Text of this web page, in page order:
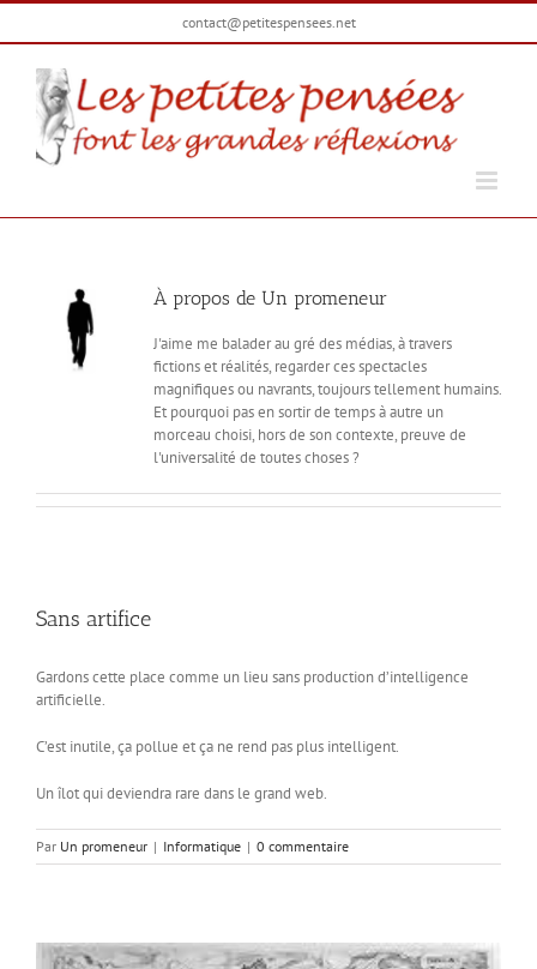
Passer
contact@petitespensees.net
À propos de Un promeneur
J'aime me balader au gré des médias, à travers
fictions et réalités, regarder ces spectacles
magnifiques ou navrants, toujours tellement humains.
Et pourquoi pas en sortir de temps à autre un
morceau choisi, hors de son contexte, preuve de
l'universalité de toutes choses ?
Sans artifice
Gardons cette place comme un lieu sans production d’intelligence
artificielle.
C’est inutile, ça pollue et ça ne rend pas plus intelligent.
Un îlot qui deviendra rare dans le grand web.
Par Un promeneur | Informatique | 0 commentaire